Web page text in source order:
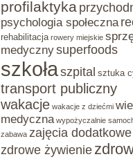
profilaktyka
psychologia społeczna
rehabilitacja rowery miejskie
medycznysuperfoods
szkołaszpital sztuka
transport publiczny
wakacje wakacje z dziećmi
medyczna wypożyczalnie
zabawa zajęcia dodatkowe
zdrowe żywienie